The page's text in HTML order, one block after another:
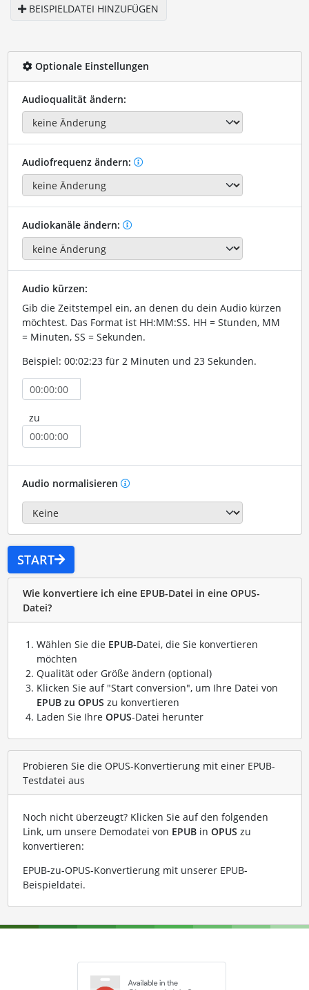
BEISPIELDATEI HINZUFÜGEN
Optionale Einstellungen
Audioqualität ändern:
Audiofrequenz ändern:
Audiokanäle ändern:
Audio kürzen:
Gib die Zeitstempel ein, an denen du dein Audio kürzen
möchtest. Das Format ist HH:MM:SS. HH = Stunden, MM
= Minuten, SS = Sekunden.
Beispiel: 00:02:23 für 2 Minuten und 23 Sekunden.
zu
Audio normalisieren
START
Wie konvertiere ich eine EPUB-Datei in eine OPUS-
Datei?
Wählen Sie die EPUB-Datei, die Sie konvertieren
möchten
Qualität oder Größe ändern (optional)
Klicken Sie auf "Start conversion", um Ihre Datei von
EPUB zu OPUS zu konvertieren
Laden Sie Ihre OPUS-Datei herunter
Probieren Sie die OPUS-Konvertierung mit einer EPUB-
Testdatei aus
Noch nicht überzeugt? Klicken Sie auf den folgenden
Link, um unsere Demodatei von EPUBin OPUS zu
konvertieren:
EPUB-zu-OPUS-Konvertierung mit unserer EPUB-
Beispieldatei.